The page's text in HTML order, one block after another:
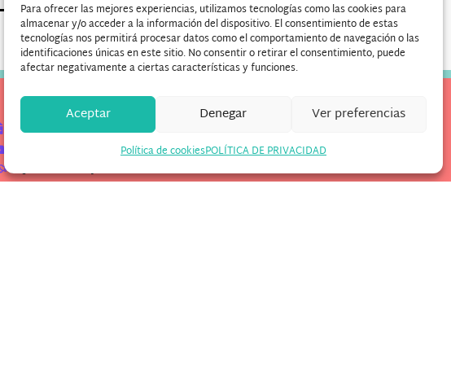
Para ofrecer las mejores experiencias, utilizamos tecnologías como las cookies para
almacenar y/o acceder a la información del dispositivo. El consentimiento de estas
tecnologías nos permitirá procesar datos como el comportamiento de navegación o las
identificaciones únicas en este sitio. No consentir o retirar el consentimiento, puede
afectar negativamente a ciertas características y funciones.
Aceptar Denegar Ver preferencias
Política de cookiesPOLÍTICA DE PRIVACIDAD
Descarga Dossier Banzai
Descarga imagenes Plató (.zip)
¿Quieres trabajar con nosotros?